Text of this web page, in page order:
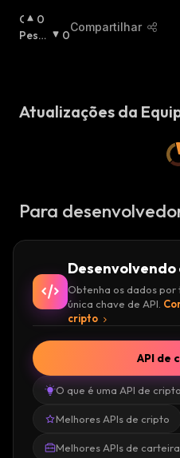
O
T
T
0
Pessi
0
Compartilhar
Atualizações da
Para
Desenvolvendo
Obtenha os dados por
única chave de API.
cripto
O que é uma API de
Melhores APIs de cripto
Melhores APIs de
API de